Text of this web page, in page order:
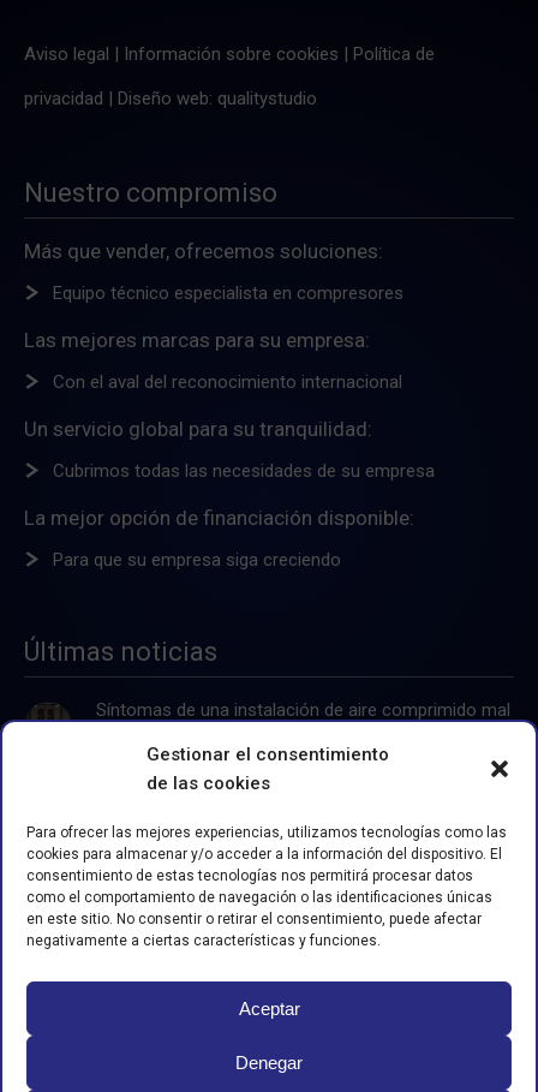
Gestionar el consentimiento
de las cookies
Para ofrecer las mejores experiencias, utilizamos tecnologías como las
cookies para almacenar y/o acceder a la información del dispositivo. El
consentimiento de estas tecnologías nos permitirá procesar datos
como el comportamiento de navegación o las identificaciones únicas
en este sitio. No consentir o retirar el consentimiento, puede afectar
negativamente a ciertas características y funciones.
Aceptar
Denegar
Aviso legal | Información sobre cookies | Política de
privacidad | Diseño web: qualitystudio
Nuestro compromiso
Más que vender, ofrecemos soluciones:
Equipo técnico especialista en compresores
Las mejores marcas para su empresa:
Con el aval del reconocimiento internacional
Un servicio global para su tranquilidad:
Cubrimos todas las necesidades de su empresa
La mejor opción de financiación disponible:
Para que su empresa siga creciendo
Últimas noticias
Síntomas de una instalación de aire comprimido mal
Separadores de Agua-Aceite: Sostenibilidad y
Servicios integrales para compresores de aire
Generadores de nitrógeno, tipos, funcionamiento y
Auditorías energéticas para la industria